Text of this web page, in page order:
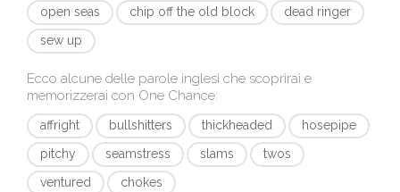
open seas
chip off the old block
dead ringer
sew up
Ecco alcune delle parole inglesi che scoprirai e
memorizzerai con One Chance:
affright bullshitters thickheaded
hosepipe
pitchy
seamstress slams
twos
ventured
chokes